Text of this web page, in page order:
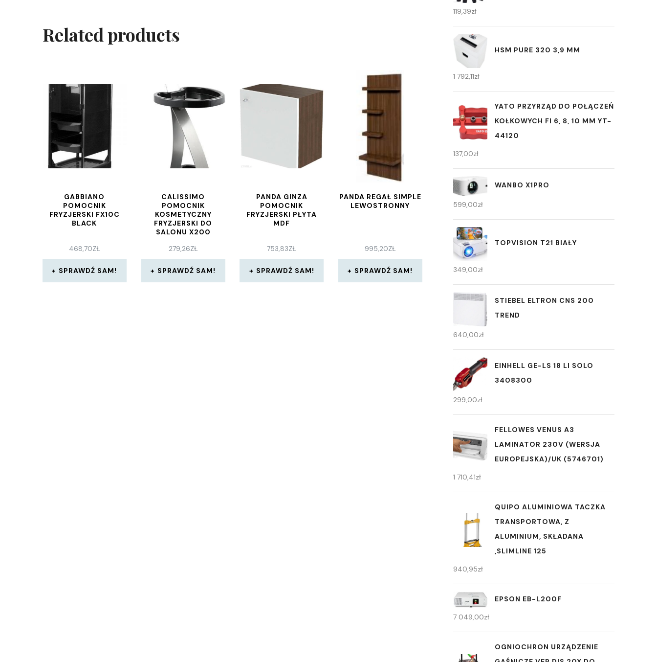
Related products
GABBIANO
POMOCNIK
FRYZJERSKI FX10C
BLACK
468,70ZŁ
SPRAWDŹ SAM!
CALISSIMO
POMOCNIK
KOSMETYCZNY
FRYZJERSKI DO
SALONU X200
SZAFKA WÓZEK
STOLIK NA KÓŁKACH
279,26ZŁ
SPRAWDŹ SAM!
PANDA GINZA
POMOCNIK
FRYZJERSKI PŁYTA
MDF
753,83ZŁ
SPRAWDŹ SAM!
PANDA REGAŁ SIMPLE
LEWOSTRONNY
995,20ZŁ
SPRAWDŹ SAM!
119,39zł
HSM PURE 320 3,9 MM
1 792,11zł
YATO PRZYRZĄD DO POŁĄCZEŃ
KOŁKOWYCH FI 6, 8, 10 MM YT-
44120
137,00zł
WANBO X1PRO
599,00zł
TOPVISION T21 BIAŁY
349,00zł
STIEBEL ELTRON CNS 200
TREND
640,00zł
EINHELL GE-LS 18 LI SOLO
3408300
299,00zł
FELLOWES VENUS A3
LAMINATOR 230V (WERSJA
EUROPEJSKA)/UK (5746701)
1 710,41zł
QUIPO ALUMINIOWA TACZKA
TRANSPORTOWA, Z
ALUMINIUM, SKŁADANA
,SLIMLINE 125
940,95zł
EPSON EB-L200F
7 049,00zł
OGNIOCHRON URZĄDZENIE